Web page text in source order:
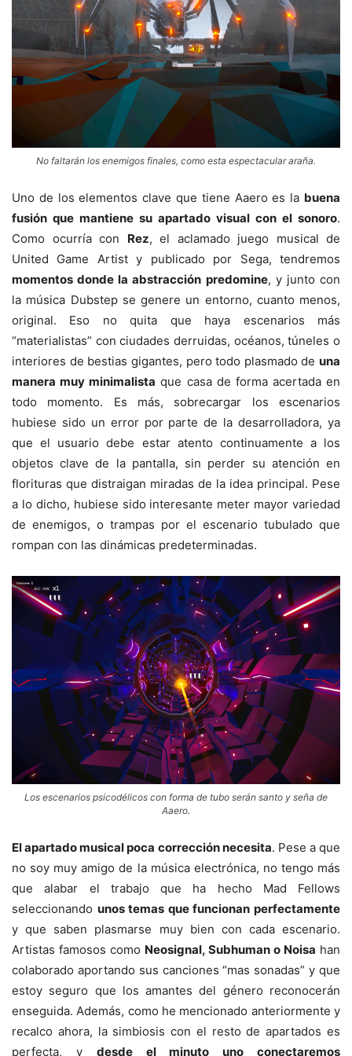
No faltarán los enemigos finales, como esta espectacular araña.
Uno de los elementos clave que tiene Aaero es la buena
fusión que mantiene su apartado visual con el sonoro.
Como ocurría con Rez, el aclamado juego musical de
United Game Artist y publicado por Sega, tendremos
momentos donde la abstracción predomine, y junto con
la música Dubstep se genere un entorno, cuanto menos,
original. Eso no quita que haya escenarios más
“materialistas” con ciudades derruidas, océanos, túneles o
interiores de bestias gigantes, pero todo plasmado de una
manera muy minimalista que casa de forma acertada en
todo momento. Es más, sobrecargar los escenarios
hubiese sido un error por parte de la desarrolladora, ya
que el usuario debe estar atento continuamente a los
objetos clave de la pantalla, sin perder su atención en
florituras que distraigan miradas de la idea principal. Pese
a lo dicho, hubiese sido interesante meter mayor variedad
de enemigos, o trampas por el escenario tubulado que
rompan con las dinámicas predeterminadas.
Los escenarios psicodélicos con forma de tubo serán santo y seña de
Aaero.
El apartado musical poca corrección necesita. Pese a que
no soy muy amigo de la música electrónica, no tengo más
que alabar el trabajo que ha hecho Mad Fellows
seleccionando unos temas que funcionan perfectamente
y que saben plasmarse muy bien con cada escenario.
Artistas famosos como Neosignal, Subhuman o Noisa han
colaborado aportando sus canciones “mas sonadas” y que
estoy seguro que los amantes del género reconocerán
enseguida. Además, como he mencionado anteriormente y
recalco ahora, la simbiosis con el resto de apartados es
perfecta, y desde el minuto uno conectaremos